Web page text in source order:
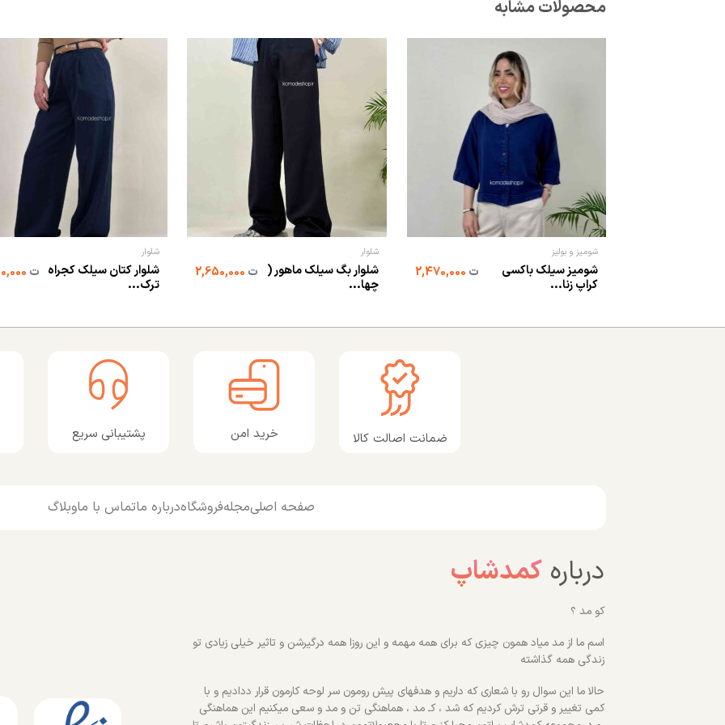
محصولات مشابه
شومیز و بولیز
شومیز سیلک باکسی
کراپ زنا...
ت
شلوار
شلوار بگ سیلک ماهور (
چها...
ت
شلوار
شلوار کتان سیلک کجراه
ترک...
ت
ضمانت اصالت کالا خرید امن پشتیبانی سریع
صفحه اصلیمجلهفروشگاهدرباره ماتماس با ماوبلاگ
دربارهکمدشاپ
کو مد ؟
اسم ما از مد میاد همون چیزی که برای همه مهمه و این روزا همه درگیرشن و تاثیر خیلی زیادی تو
زندگی همه گذاشته
حالا ما این سوال رو با شعاری که داریم و هدفهای پیش رومون سر لوحه کارمون قرار ددادیم و با
کمی تغییر و قرتی ترش کردیم که شد ، کـ مد ، هماهنگی تن و مد و سعی میکنیم این هماهنگی